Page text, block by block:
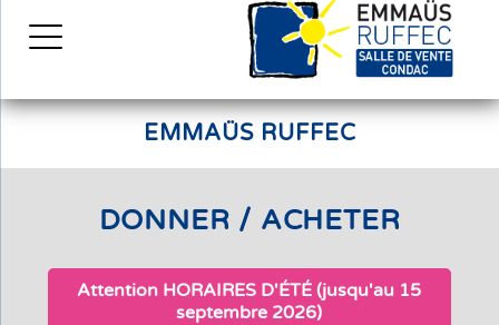
EMMAÜS RUFFEC
DONNER / ACHETER
Attention HORAIRES D'ÉTÉ (jusqu'au 15
septembre 2026)